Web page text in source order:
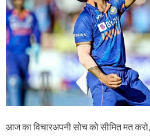
आज का विचारअपनी सोच को सीमित मत